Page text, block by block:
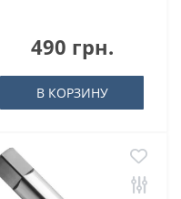
490 грн.
В КОРЗИНУ